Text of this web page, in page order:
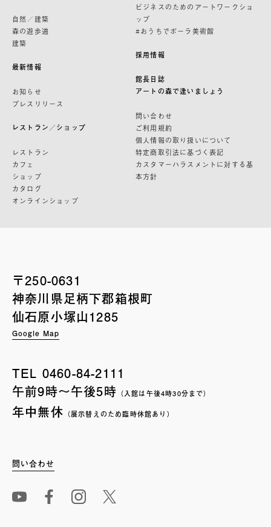
自然／建築
森の遊歩道
建築
最新情報
お知らせ
プレスリリース
レストラン／ショップ
レストラン
カフェ
ショップ
カタログ
オンラインショップ
ビジネスのためのアートワークショ
ップ
#おうちでポーラ美術館
採用情報
館長日誌
アートの森で逢いましょう
問い合わせ
ご利用規約
個人情報の取り扱いについて
特定商取引法に基づく表記
カスタマーハラスメントに対する基
本方針
〒250-0631
神奈川県足柄下郡箱根町
仙石原小塚山1285
Google Map
TEL 0460-84-2111
午前9時〜午後5時 （入館は午後4時30分まで）
年中無休 （展示替えのため臨時休館あり）
問い合わせ